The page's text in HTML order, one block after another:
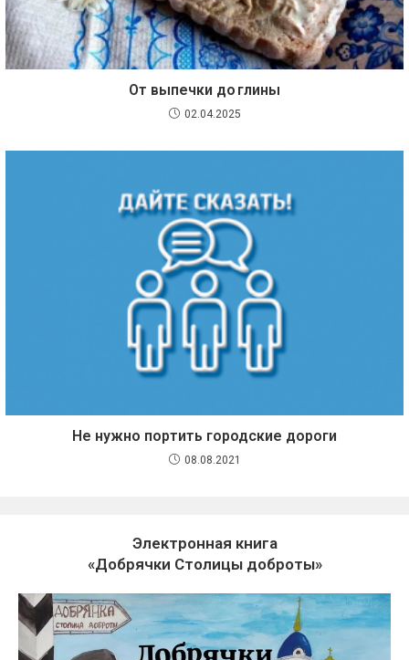
От выпечки до глины
02.04.2025
Не нужно портить городские дороги
08.08.2021
Электронная книга
«Добрячки Столицы доброты»